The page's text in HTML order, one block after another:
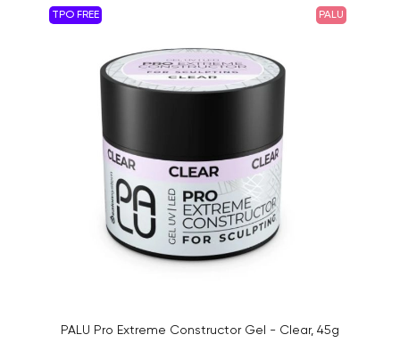
TPO FREE PALU
PALU Pro Extreme Constructor Gel - Clear, 45g